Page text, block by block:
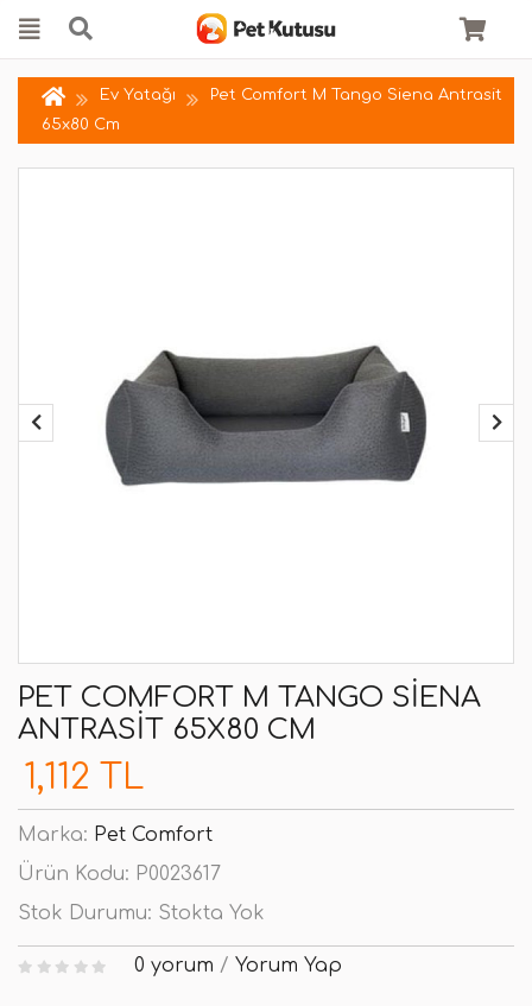
Ev Yatağı
Pet Comfort M Tango Siena Antrasit
65x80 Cm
PET COMFORT M TANGO SIENA
ANTRASIT 65X80 CM
1,112 TL
Marka: Pet Comfort
Ürün Kodu: P0023617
Stok Durumu: Stokta Yok
0 yorum / Yorum Yap